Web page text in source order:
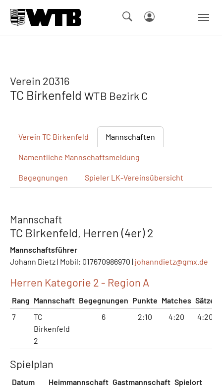
Verein 20316
TC Birkenfeld WTB Bezirk C
Verein TC Birkenfeld Mannschaften
Namentliche Mannschaftsmeldung
Begegnungen Spieler LK-Vereinsübersicht
Mannschaft
TC Birkenfeld, Herren (4er) 2
Mannschaftsführer
Johann Dietz | Mobil: 017670986970 | johanndietz@gmx.de
Herren Kategorie 2 - Region A
Rang Mannschaft Begegnungen Punkte Matches Sätze
7
TC
Birkenfeld
2
6 2:10 4:20 4:20
Spielplan
Datum Heimmannschaft Gastmannschaft Spielort